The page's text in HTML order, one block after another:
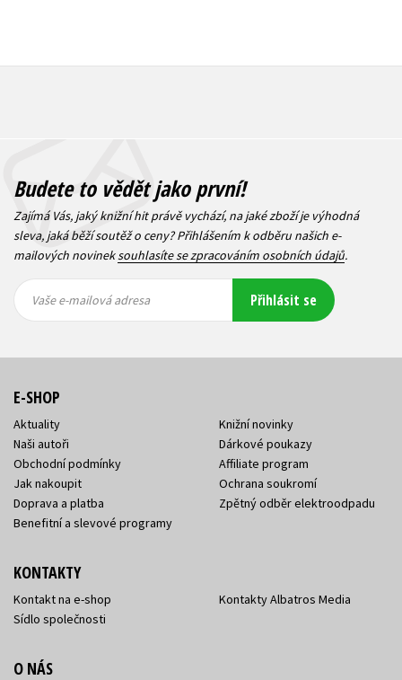
Budete to vědět jako první!
Zajímá Vás, jaký knižní hit právě vychází, na jaké zboží je výhodná
sleva, jaká běží soutěž o ceny? Přihlášením k odběru našich e-
mailových novineksouhlasíte se zpracováním osobních údajů.
mailová
mailová
Vaše e-mailová adresa Přihlásit se
E-SHOP
Aktuality
Naši autoři
Obchodní podmínky
Jak nakoupit
Doprava a platba
Benefitní a slevové programy
Knižní novinky
Dárkové poukazy
Affiliate program
Ochrana soukromí
Zpětný odběr elektroodpadu
KONTAKTY
Kontakt na e-shop
Sídlo společnosti
Kontakty Albatros Media
O NÁS